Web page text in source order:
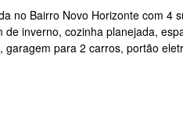
no Bairro Novo Horizonte com 4
de inverno, cozinha planejada,
garagem para 2 carros, portão